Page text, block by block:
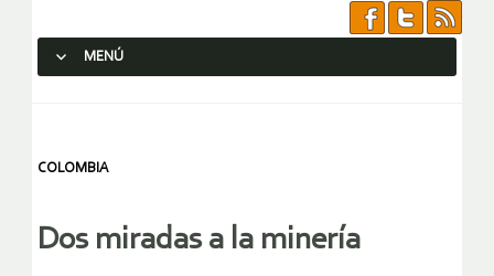
MENÚ
COLOMBIA
Dos miradas a la minería